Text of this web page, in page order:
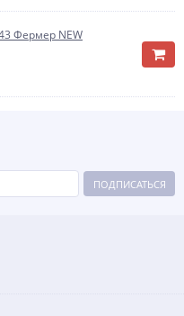
Фермер NEW
ПОДПИСАТЬСЯ